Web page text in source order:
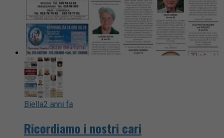
Biella2 anni fa
Ricordiamo i nostri cari